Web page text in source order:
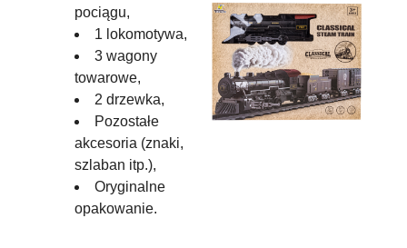
pociągu,
1 lokomotywa,
3 wagony
towarowe,
2 drzewka,
Pozostałe
akcesoria (znaki,
szlaban itp.),
Oryginalne
opakowanie.